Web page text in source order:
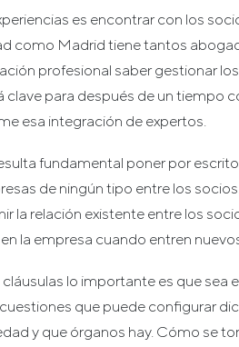
es encontrar con los
como Madrid tiene tantos
profesional saber gestionar
clave para después de un tiempo
esa integración de expertos.
fundamental poner por
de ningún tipo entre los
la relación existente entre los
la empresa cuando entren
lo importante es que sea
que puede configurar
y que órganos hay. Cómo se